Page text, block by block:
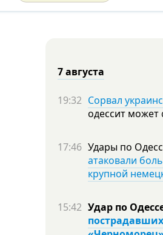
7 августа
19:32 Сорвал
одессит может
17:46 Удары по
атаковали
крупной
15:42 Удар по